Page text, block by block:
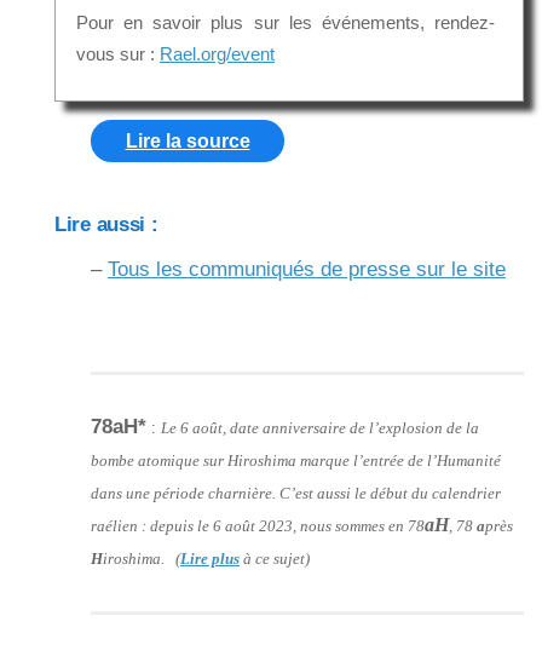
Pour en savoir plus sur les événements, rendez-
vous sur : Rael.org/event
Lire la source
Lire aussi :
– Tous les communiqués de presse sur le site
78aH* : Le 6 août, date anniversaire de l’explosion de la
bombe atomique sur Hiroshima marque l’entrée de l’Humanité
dans une période charnière. C’est aussi le début du calendrier
raélien : depuis le 6 août 2023, nous sommes en 78aH , 78 après
Hiroshima. (Lire plus à ce sujet)